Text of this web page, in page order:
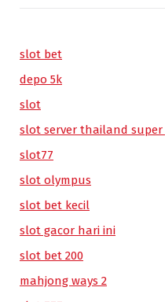
slot bet
depo 5k
slot
slot server thailand super
slot77
slot olympus
slot bet kecil
slot gacor hari ini
slot bet 200
mahjong ways 2